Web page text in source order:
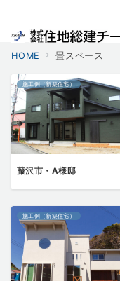
HOME 畳スペース
施工例（新築住宅）
藤沢市・A様邸
施工例（新築住宅）